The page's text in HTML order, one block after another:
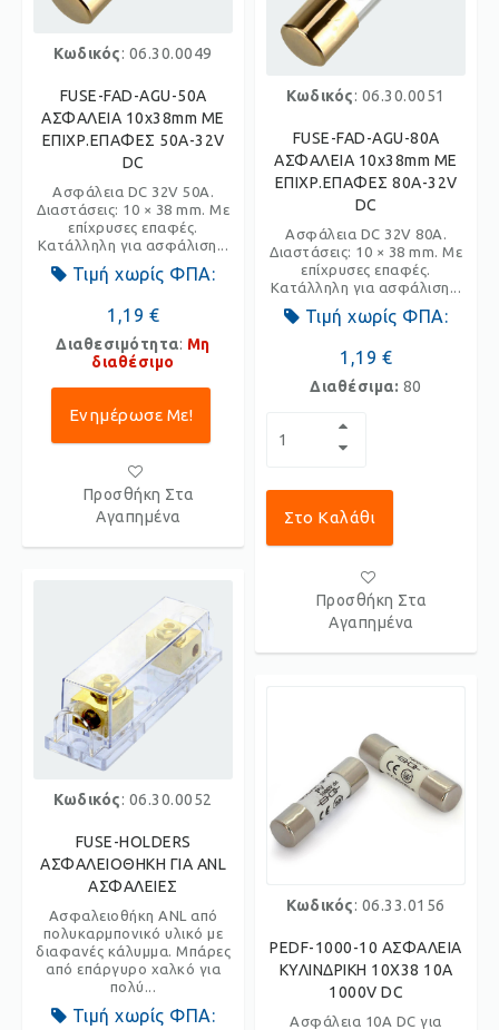
Κωδικός: 06.30.0049
FUSE-FAD-AGU-50A
ΑΣΦΑΛΕΙΑ 10x38mm ΜΕ
ΕΠΙΧΡ.ΕΠΑΦΕΣ 50Α-32V
DC
Ασφάλεια DC 32V 50A.
Διαστάσεις: 10 × 38 mm. Με
επίχρυσες επαφές.
Κατάλληλη για ασφάλιση...
Τιμή χωρίς ΦΠΑ:
1,19 €
Διαθεσιμότητα: Μη
διαθέσιμο
Ενημέρωσε Με!
Προσθήκη Στα
Αγαπημένα
Κωδικός: 06.30.0052
FUSE-HOLDERS
ΑΣΦΑΛΕΙΟΘΗΚΗ ΓΙΑ ANL
ΑΣΦΑΛΕΙΕΣ
Ασφαλειοθήκη ANL από
πολυκαρμπονικό υλικό με
διαφανές κάλυμμα. Μπάρες
από επάργυρο χαλκό για
πολύ...
Τιμή χωρίς ΦΠΑ:
Κωδικός: 06.30.0051
FUSE-FAD-AGU-80A
ΑΣΦΑΛΕΙΑ 10x38mm ΜΕ
ΕΠΙΧΡ.ΕΠΑΦΕΣ 80Α-32V
DC
Ασφάλεια DC 32V 80A.
Διαστάσεις: 10 × 38 mm. Με
επίχρυσες επαφές.
Κατάλληλη για ασφάλιση...
Τιμή χωρίς ΦΠΑ:
1,19 €
Διαθέσιμα: 80
Στο Καλάθι
Προσθήκη Στα
Αγαπημένα
Κωδικός: 06.33.0156
PEDF-1000-10 ΑΣΦΑΛΕΙΑ
ΚΥΛΙΝΔΡΙΚΗ 10X38 10Α
1000V DC
Ασφάλεια 10Α DC για